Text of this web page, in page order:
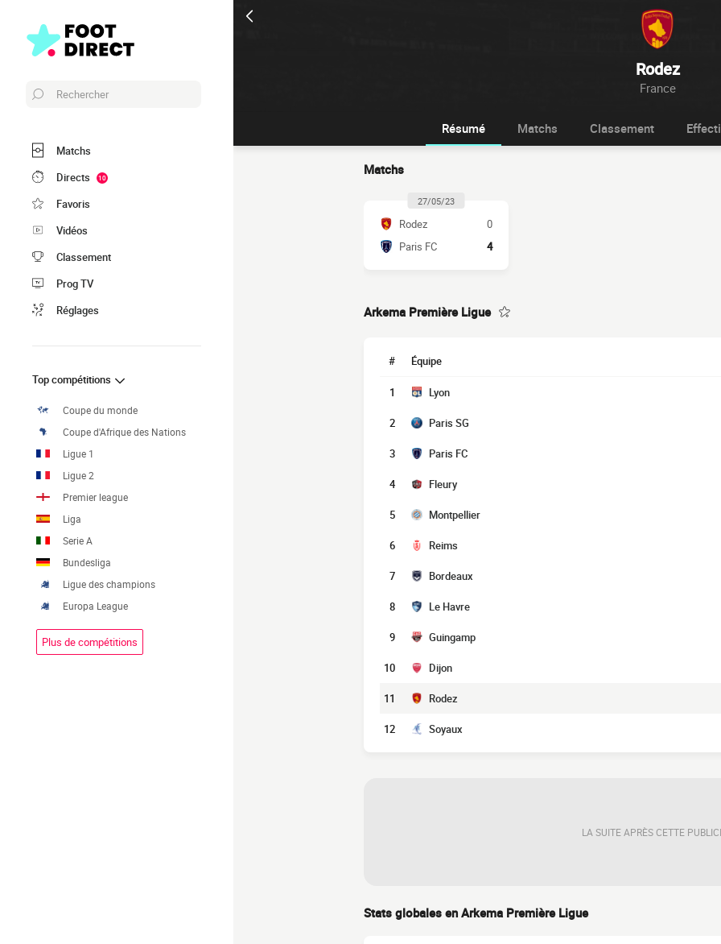
Rodez
France
Rechercher
Matchs
Directs
10
Favoris
Vidéos
Classement
Prog TV
Réglages
Top compétitions
Coupe du monde
Coupe d'Afrique des Nations
Ligue 1
Ligue 2
Premier league
Liga
Serie A
Bundesliga
Ligue des champions
Europa League
Plus de compétitions
Résumé Matchs Classement
Matchs
27/05/23
Rodez
0
Paris FC
4
Arkema Première Ligue
# Équipe
1 Lyon
2 Paris SG
3 Paris FC
4 Fleury
5 Montpellier
6 Reims
7 Bordeaux
8 Le Havre
9 Guingamp
10 Dijon
11 Rodez
12 Soyaux
LA SUITE APRÈS CETTE
Stats globales en Arkema Première Ligue